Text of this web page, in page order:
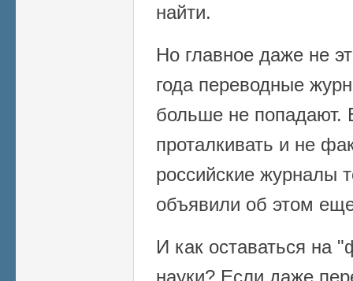
найти.
Но главное даже не
года переводные
больше не попадают.
проталкивать и не
российские журналы
объявили об этом
И как оставаться на
науки? Если даже